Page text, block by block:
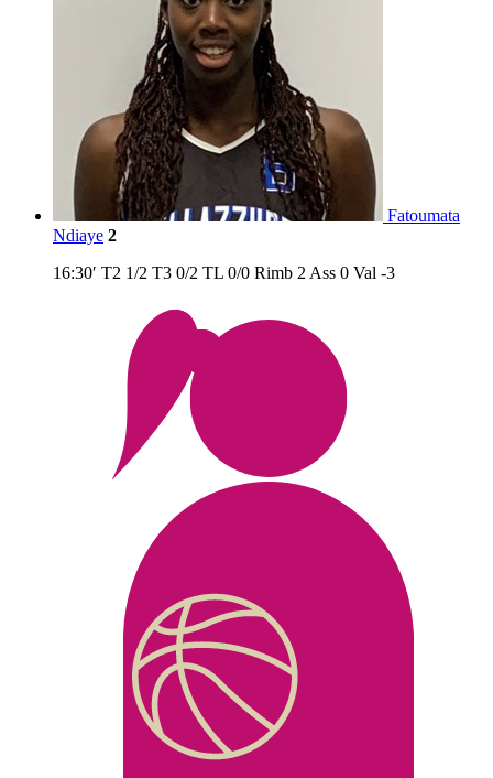
Fatoumata
Ndiaye 2
16:30′ T2 1/2 T3 0/2 TL 0/0 Rimb 2 Ass 0 Val -3